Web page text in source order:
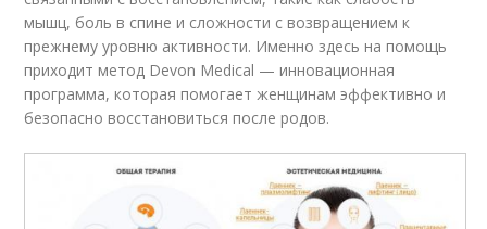
мышц, боль в спине и сложности с возвращением к
прежнему уровню активности. Именно здесь на помощь
приходит метод Devon Medical — инновационная
программа, которая помогает женщинам эффективно и
безопасно восстановиться после родов.